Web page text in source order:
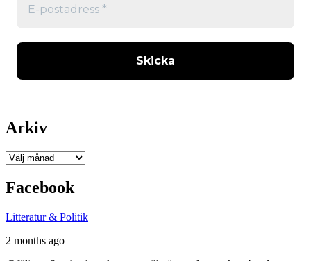
Arkiv
Arkiv
Facebook
Litteratur & Politik
2 months ago